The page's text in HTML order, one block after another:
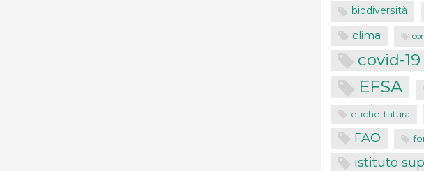
biodiversità
clima
covid-19
EFSA
etichettatura
FAO
istituto